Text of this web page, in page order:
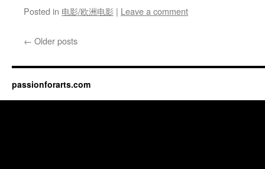
Posted in 电影/欧洲电影 | Leave a comment
← Older posts
passionforarts.com